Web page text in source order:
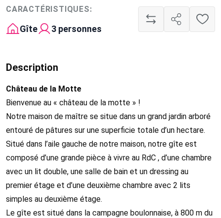
CARACTÉRISTIQUES:
Gîte 3 personnes
Description
Château de la Motte
Bienvenue au « château de la motte » !
Notre maison de maître se situe dans un grand jardin arboré
entouré de pâtures sur une superficie totale d’un hectare.
Situé dans l’aile gauche de notre maison, notre gîte est
composé d’une grande pièce à vivre au RdC , d’une chambre
avec un lit double, une salle de bain et un dressing au
premier étage et d’une deuxième chambre avec 2 lits
simples au deuxième étage.
Le gîte est situé dans la campagne boulonnaise, à 800 m du